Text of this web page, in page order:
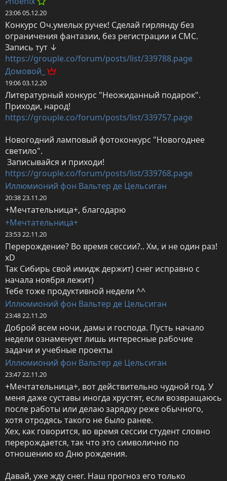
23:06 05.12.20
Конкурс Оч.умелых ручек! Сделай гирлянду без
ограничения фантазии, без регистрации и СМС.
https://grouple.co/forum/posts/list/339788.page
Домовой_
19:06 03.12.20
Литературный конкурс "Неожиданный подарок".
https://grouple.co/forum/posts/list/339757.page
Новогодний ламповый фотоконкурс "Новогоднее
светило".
https://grouple.co/forum/posts/list/339768.page
Иллюмионий фон Вальтер де Цельсиган
20:38 23.11.20
+Мечтательница+, благодарю
+Мечтательница+
23:53 22.11.20
Перерождение? Во время сессии?.. Хм, и не один раз!
хD
Так Сибирь свой имидж держит) снег исправно с
начала ноября лежит)
Тебе тоже продуктивной недели ^^
Иллюмионий фон Вальтер де Цельсиган
23:48 22.11.20
Доброй всем ночи, дамы и господа. Пусть начало
недели ознаменует лишь интересные рабочие
задачи и учебные проекты
Иллюмионий фон Вальтер де Цельсиган
23:47 22.11.20
+Мечтательница+, вот действительно чудной год. У
меня даже суставы иногда хрустят, если возвращаюсь
после работы или делаю зарядку реже обычного,
хотя отродясь такого не было ранее.
Хех, как говорится, во время сессии студент словно
перерождается, так что это символично по
отношению ко Дню рождения.
Давай, уже жду снег. Наш прогноз его только